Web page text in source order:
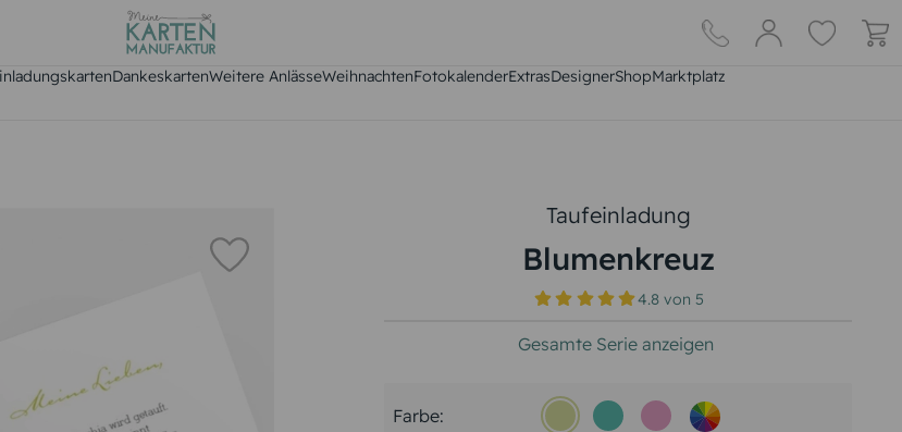
DankeskartenWeitere AnlässeWeihnachtenFotokalenderExtrasDesignerShopMarktplatz
Taufeinladung
Blumenkreuz
4.8von 5
Gesamte Serie anzeigen
Farbe: